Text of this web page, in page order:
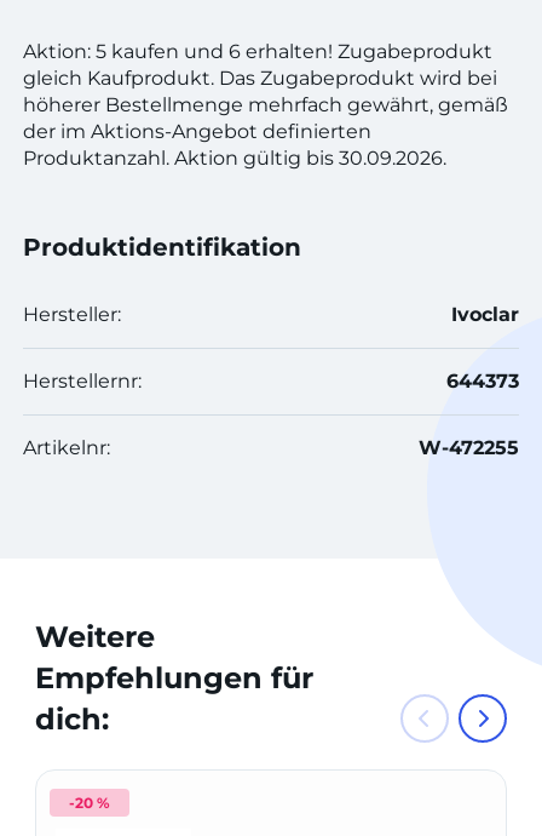
Aktion: 5 kaufen und 6 erhalten! Zugabeprodukt
gleich Kaufprodukt. Das Zugabeprodukt wird bei
höherer Bestellmenge mehrfach gewährt, gemäß
der im Aktions-Angebot definierten
Produktanzahl. Aktion gültig bis 30.09.2026.
Produktidentifikation
Hersteller: Ivoclar
Herstellernr: 644373
Artikelnr: W-472255
Weitere
Empfehlungen für
dich:
-20 %